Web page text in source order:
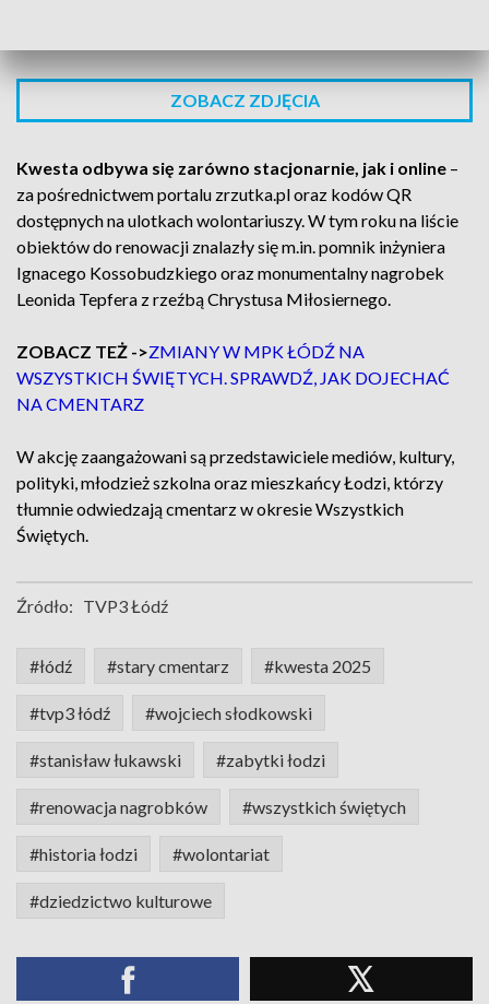
ZOBACZ ZDJĘCIA
Kwesta odbywa się zarówno stacjonarnie, jak i online –
za pośrednictwem portalu zrzutka.pl oraz kodów QR
dostępnych na ulotkach wolontariuszy. W tym roku na liście
obiektów do renowacji znalazły się m.in. pomnik inżyniera
Ignacego Kossobudzkiego oraz monumentalny nagrobek
Leonida Tepfera z rzeźbą Chrystusa Miłosiernego.
ZOBACZ TEŻ ->ZMIANY W MPK ŁÓDŹ NA
WSZYSTKICH ŚWIĘTYCH. SPRAWDŹ, JAK DOJECHAĆ
NA CMENTARZ
W akcję zaangażowani są przedstawiciele mediów, kultury,
polityki, młodzież szkolna oraz mieszkańcy Łodzi, którzy
tłumnie odwiedzają cmentarz w okresie Wszystkich
Świętych.
Źródło: TVP3 Łódź
#łódź #stary cmentarz #kwesta 2025
#tvp3 łódź #wojciech słodkowski
#stanisław łukawski #zabytki łodzi
#renowacja nagrobków #wszystkich świętych
#historia łodzi #wolontariat
#dziedzictwo kulturowe